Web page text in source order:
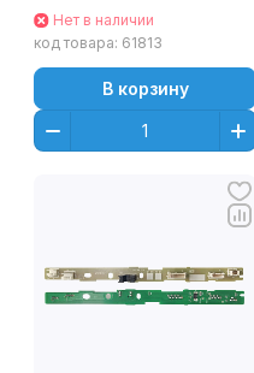
M329/ M402/ M404/
M426/ M429
Нет в наличии
код товара: 61813
В корзину